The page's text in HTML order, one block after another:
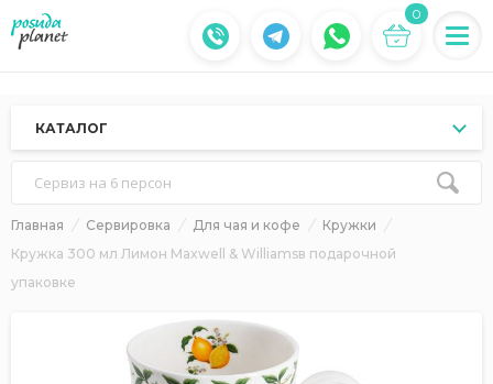
0
КАТАЛОГ
Сервиз на 6 персон
Главная Сервировка Для чая и кофе
Кружки
Кружка 300 мл Лимон Maxwell & Williamsв подарочной
упаковке